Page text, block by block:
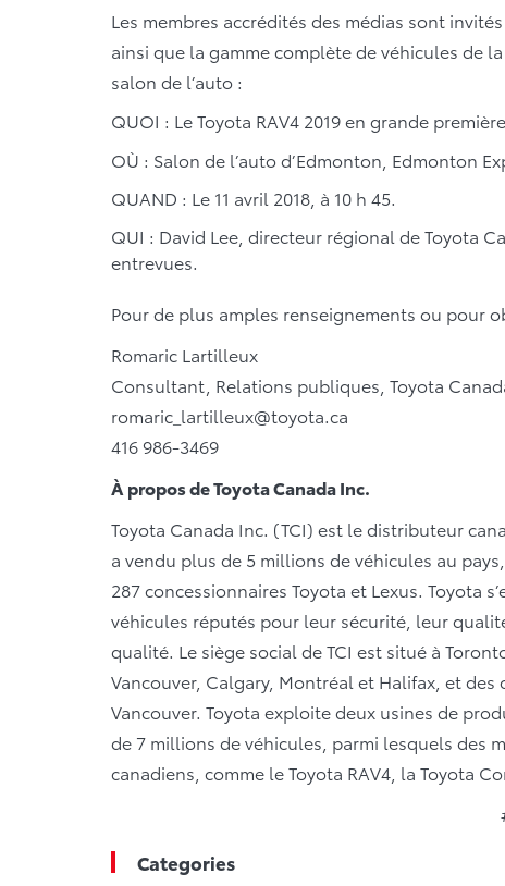
Les membres accrédités des médias sont
ainsi que la gamme complète de véhicules de
salon de l’auto :
QUOI : Le Toyota RAV4 2019 en grande
OÙ : Salon de l’auto d’Edmonton, Edmonton
QUAND : Le 11 avril 2018, à 10 h 45.
QUI : David Lee, directeur régional de Toyota
entrevues.
Pour de plus amples renseignements ou pour
Romaric Lartilleux
Consultant, Relations publiques, Toyota
romaric_lartilleux@toyota.ca
416 986-3469
À propos de Toyota Canada Inc.
Toyota Canada Inc. (TCI) est le distributeur
a vendu plus de 5 millions de véhicules au
287 concessionnaires Toyota et Lexus. Toyota
véhicules réputés pour leur sécurité, leur
qualité. Le siège social de TCI est situé à
Vancouver, Calgary, Montréal et Halifax, et
Vancouver. Toyota exploite deux usines de
de 7 millions de véhicules, parmi lesquels des
canadiens, comme le Toyota RAV4, la Toyota
Categories